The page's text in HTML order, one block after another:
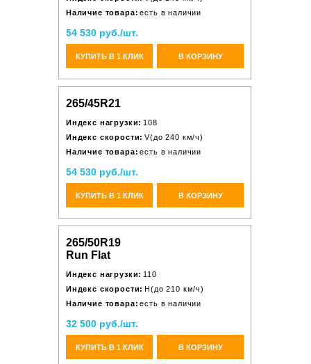
Наличие товара: есть в наличии
54 530 руб./шт.
КУПИТЬ В 1 КЛИК В КОРЗИНУ
265/45R21
Индекс нагрузки: 108
Индекс скорости: V(до 240 км/ч)
Наличие товара: есть в наличии
54 530 руб./шт.
КУПИТЬ В 1 КЛИК В КОРЗИНУ
265/50R19
Run Flat
Индекс нагрузки: 110
Индекс скорости: H(до 210 км/ч)
Наличие товара: есть в наличии
32 500 руб./шт.
КУПИТЬ В 1 КЛИК В КОРЗИНУ